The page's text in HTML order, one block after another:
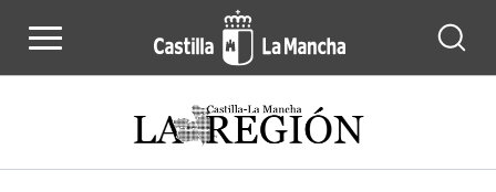
Actualidad de la región de Castilla-